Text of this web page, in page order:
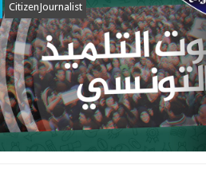
CitizenJournalist